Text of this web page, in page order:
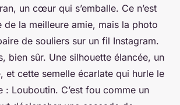
un cœur qui s’emballe. Ce n’est
de la meilleure amie, mais la photo
de souliers sur un fil Instagram.
bien sûr. Une silhouette élancée, un
et cette semelle écarlate qui hurle le
: Louboutin. C’est fou comme un